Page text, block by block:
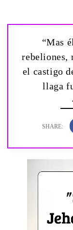
“Mas
rebeliones,
el castigo
llaga